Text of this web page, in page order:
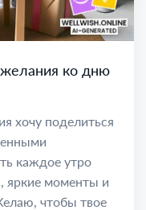
ко дню
хочу поделиться
каждое утро
яркие моменты и
чтобы твое